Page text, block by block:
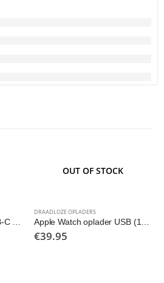
OUT OF STOCK
DRAADLOZE OPLADERS
€39.95